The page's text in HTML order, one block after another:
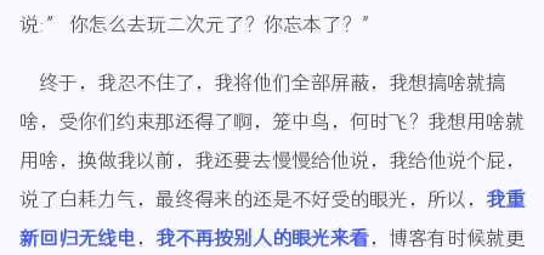
说:” 你怎么去玩二次元了？你忘本了？”
终于，我忍不住了，我将他们全部屏蔽，我想搞啥就搞
啥，受你们约束那还得了啊，笼中鸟，何时飞？我想用啥就
用啥，换做我以前，我还要去慢慢给他说，我给他说个屁，
说了白耗力气，最终得来的还是不好受的眼光，所以， 我重
新回归无线电， 我不再按别人的眼光来看，博客有时候就更